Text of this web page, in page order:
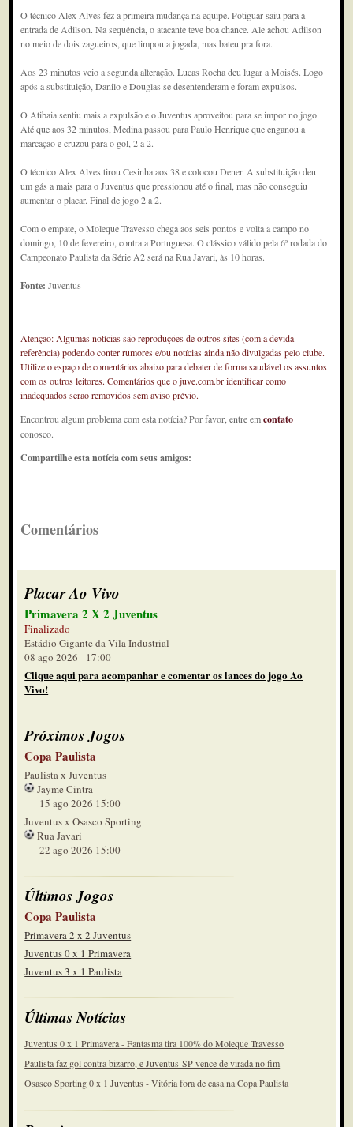
O técnico Alex Alves fez a primeira mudança na equipe. Potiguar saiu para a
entrada de Adilson. Na sequência, o atacante teve boa chance. Ale achou Adilson
no meio de dois zagueiros, que limpou a jogada, mas bateu pra fora.
Aos 23 minutos veio a segunda alteração. Lucas Rocha deu lugar a Moisés. Logo
após a substituição, Danilo e Douglas se desentenderam e foram expulsos.
O Atibaia sentiu mais a expulsão e o Juventus aproveitou para se impor no jogo.
Até que aos 32 minutos, Medina passou para Paulo Henrique que enganou a
marcação e cruzou para o gol, 2 a 2.
O técnico Alex Alves tirou Cesinha aos 38 e colocou Dener. A substituição deu
um gás a mais para o Juventus que pressionou até o final, mas não conseguiu
aumentar o placar. Final de jogo 2 a 2.
Com o empate, o Moleque Travesso chega aos seis pontos e volta a campo no
domingo, 10 de fevereiro, contra a Portuguesa. O clássico válido pela 6ª rodada do
Campeonato Paulista da Série A2 será na Rua Javari, às 10 horas.
Fonte:Juventus
Atenção: Algumas notícias são reproduções de outros sites (com a devida
referência) podendo conter rumores e/ou notícias ainda não divulgadas pelo clube.
Utilize o espaço de comentários abaixo para debater de forma saudável os assuntos
com os outros leitores. Comentários que o juve.com.br identificar como
inadequados serão removidos sem aviso prévio.
Encontrou algum problema com esta notícia? Por favor, entre emcontato
conosco.
Compartilhe esta notícia com seus amigos:
Comentários
Placar Ao Vivo
Primavera 2 X 2 Juventus
Finalizado
Estádio Gigante da Vila Industrial
08 ago 2026 - 17:00
Clique aqui para acompanhar e comentar os lances do jogo Ao
Vivo!
Próximos Jogos
Copa Paulista
Paulista x Juventus
Jayme Cintra
15 ago 2026 15:00
Juventus x Osasco Sporting
Rua Javari
22 ago 2026 15:00
Últimos Jogos
Copa Paulista
Primavera 2 x 2 Juventus
Juventus 0 x 1 Primavera
Juventus 3 x 1 Paulista
Últimas Notícias
Juventus 0 x 1 Primavera - Fantasma tira 100% do Moleque Travesso
Paulista faz gol contra bizarro, e Juventus-SP vence de virada no fim
Osasco Sporting 0 x 1 Juventus - Vitória fora de casa na Copa Paulista